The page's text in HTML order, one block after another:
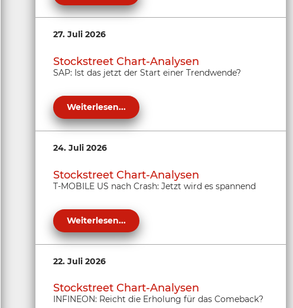
27. Juli 2026
Stockstreet Chart-Analysen
SAP: Ist das jetzt der Start einer Trendwende?
Weiterlesen...
24. Juli 2026
Stockstreet Chart-Analysen
T-MOBILE US nach Crash: Jetzt wird es spannend
Weiterlesen...
22. Juli 2026
Stockstreet Chart-Analysen
INFINEON: Reicht die Erholung für das Comeback?